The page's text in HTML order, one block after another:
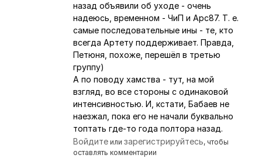
назад объявили об уходе - очень
надеюсь, временном - ЧиП и Арс87. Т. е.
самые последовательные ины - те, кто
всегда Артету поддерживает. Правда,
Петюня, похоже, перешёл в третью
группу)
А по поводу хамства - тут, на мой
взгляд, во все стороны с одинаковой
интенсивностью. И, кстати, Бабаев не
наезжал, пока его не начали буквально
топтать где-то года полтора назад.
Войдите илизарегистрируйтесь, чтобы
оставлять комментарии